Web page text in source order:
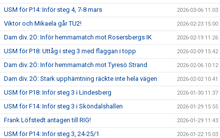
USM för P14: Inför steg 4, 7-8 mars 2026-03-06 11:03
Viktor och Mikaela går TU2! 2026-02-23 15:00
Dam div. 2Ö: Inför hemmamatch mot Rosersbergs IK 2026-02-19 11:26
USM för P18: Uttåg i steg 3 med flaggan i topp 2026-02-09 15:42
Dam div. 2Ö: Inför hemmamatch mot Tyresö Strand 2026-02-06 10:12
Dam div. 2Ö: Stark upphämtning räckte inte hela vägen 2026-02-02 10:41
USM för P18: Inför steg 3 i Lindesberg 2026-01-30 11:37
USM för F14: Inför steg 3 i Sköndalshallen 2026-01-29 15:55
Frank Löfstedt antagen till RIG! 2026-01-29 11:43
USM för P14: Inför steg 3, 24-25/1 2026-01-22 15:03